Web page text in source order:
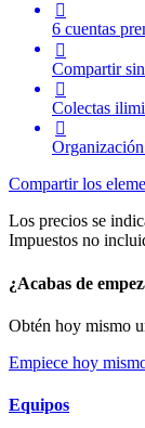

6 cuentas

Compartir

Colectas

Compartir los
Los precios se
Impuestos no
¿Acabas de
Obtén hoy mismo
Empiece hoy
Equipos